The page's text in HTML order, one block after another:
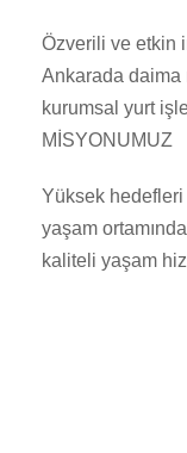
Özverili ve etkin
Ankarada
kurumsal yurt
MİSYONUMUZ
Yüksek
yaşam
kaliteli yaşam